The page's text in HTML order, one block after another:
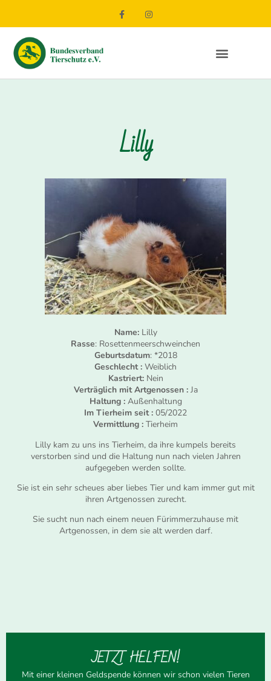
Lilly
Name: Lilly
Rasse: Rosettenmeerschweinchen
Geburtsdatum: *2018
Geschlecht : Weiblich
Kastriert:Nein
Verträglich mit Artgenossen : Ja
Haltung : Außenhaltung
Im Tierheim seit : 05/2022
Vermittlung : Tierheim
Lilly kam zu uns ins Tierheim, da ihre kumpels bereits
verstorben sind und die Haltung nun nach vielen Jahren
aufgegeben werden sollte.
Sie ist ein sehr scheues aber liebes Tier und kam immer gut mit
ihren Artgenossen zurecht.
Sie sucht nun nach einem neuen Fürimmerzuhause mit
Artgenossen, in dem sie alt werden darf.
JETZT HELFEN!
Mit einer kleinen Geldspende können wir schon vielen Tieren